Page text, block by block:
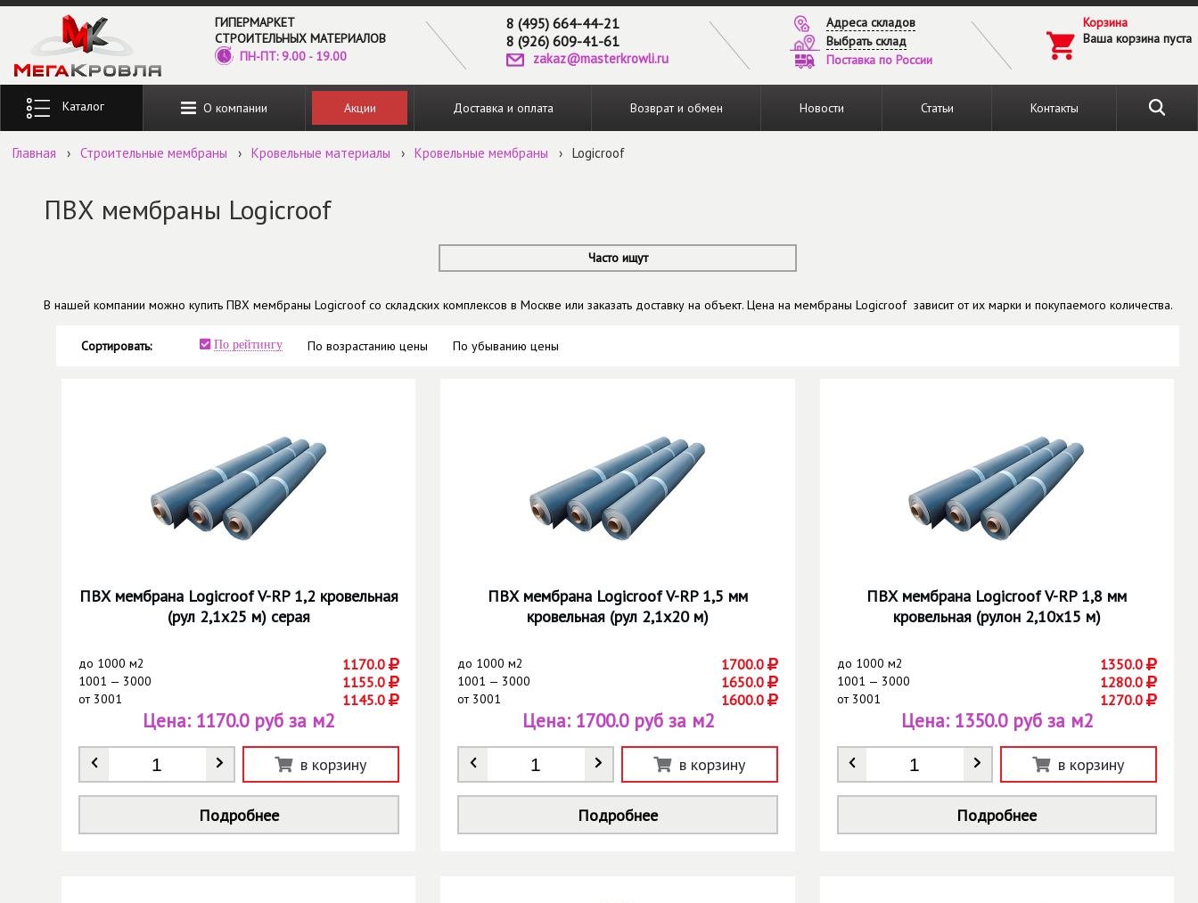
Перейти к основному содержанию
ГИПЕРМАРКЕТ
СТРОИТЕЛЬНЫХ МАТЕРИАЛОВ
ПН-ПТ: 9.00 - 19.00
8 (495) 664-44-21
8 (926) 609-41-61
zakaz@masterkrowli.ru
Адреса складов
Выбрать склад
Поставка по России
Корзина
Ваша корзина пуста
О компании Акции Доставка и оплата Возврат и обмен Новости Статьи Контакты
Введите ключевые слова для поиска
Главная › Строительные мембраны › Кровельные материалы › Кровельные мембраны › Logicroof
ПВХ мембраны Logicroof
Часто ищут
В нашей компании можно купить ПВХ мембраны Logicroof со складских комплексов в Москве или заказать доставку на объект. Цена на мембраны Logicroof зависит от их марки и покупаемого количества.
Сортировать: По рейтингу По возрастанию цены По убыванию цены
ПВХ мембрана Logicroof V-RP 1,2 кровельная
(рул 2,1х25 м) cерая
до 1000 м2 1170.0
1001 — 3000 1155.0
от3001 1145.0
Количество *
Цена: 1170.0 руб за м2
в корзину
Подробнее
ПВХ мембрана Logicroof V-RP 1,5 мм
кровельная (рул 2,1х20 м)
до 1000 м2 1700.0
1001 — 3000 1650.0
от3001 1600.0
Количество *
Цена: 1700.0 руб за м2
в корзину
Подробнее
ПВХ мембрана Logicroof V-RP 1,8 мм
кровельная (рулон 2,10х15 м)
до 1000 м2 1350.0
1001 — 3000 1280.0
от3001 1270.0
Количество *
Цена: 1350.0 руб за м2
в корзину
Подробнее